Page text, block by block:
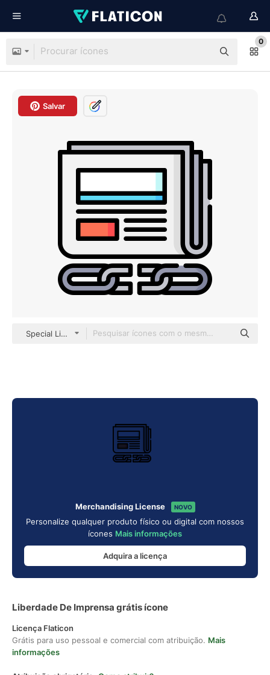
0
Salvar
Special Lineal color
Merchandising License NOVO
Personalize qualquer produto físico ou digital com nossos
ícones Mais informações
Adquira a licença
Liberdade De Imprensa grátis ícone
Licença Flaticon
Grátis para uso pessoal e comercial com atribuição. Mais
informações